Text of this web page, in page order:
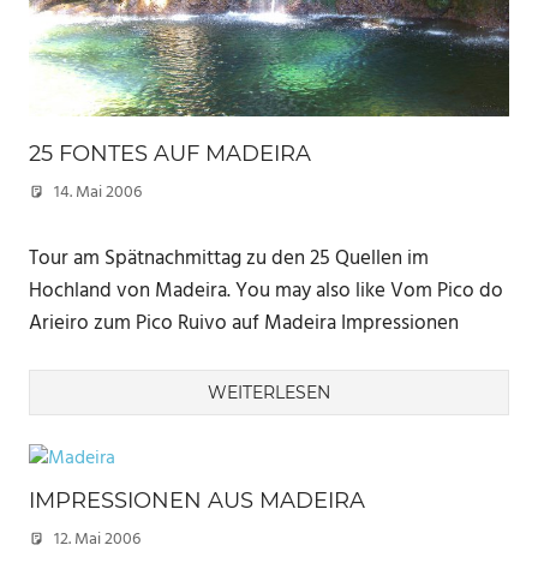
25 FONTES AUF MADEIRA
14. Mai 2006
Tour am Spätnachmittag zu den 25 Quellen im
Hochland von Madeira. You may also like Vom Pico do
Arieiro zum Pico Ruivo auf Madeira Impressionen
WEITERLESEN
IMPRESSIONEN AUS MADEIRA
12. Mai 2006